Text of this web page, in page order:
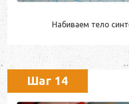
Набиваем тело
Шаг 14